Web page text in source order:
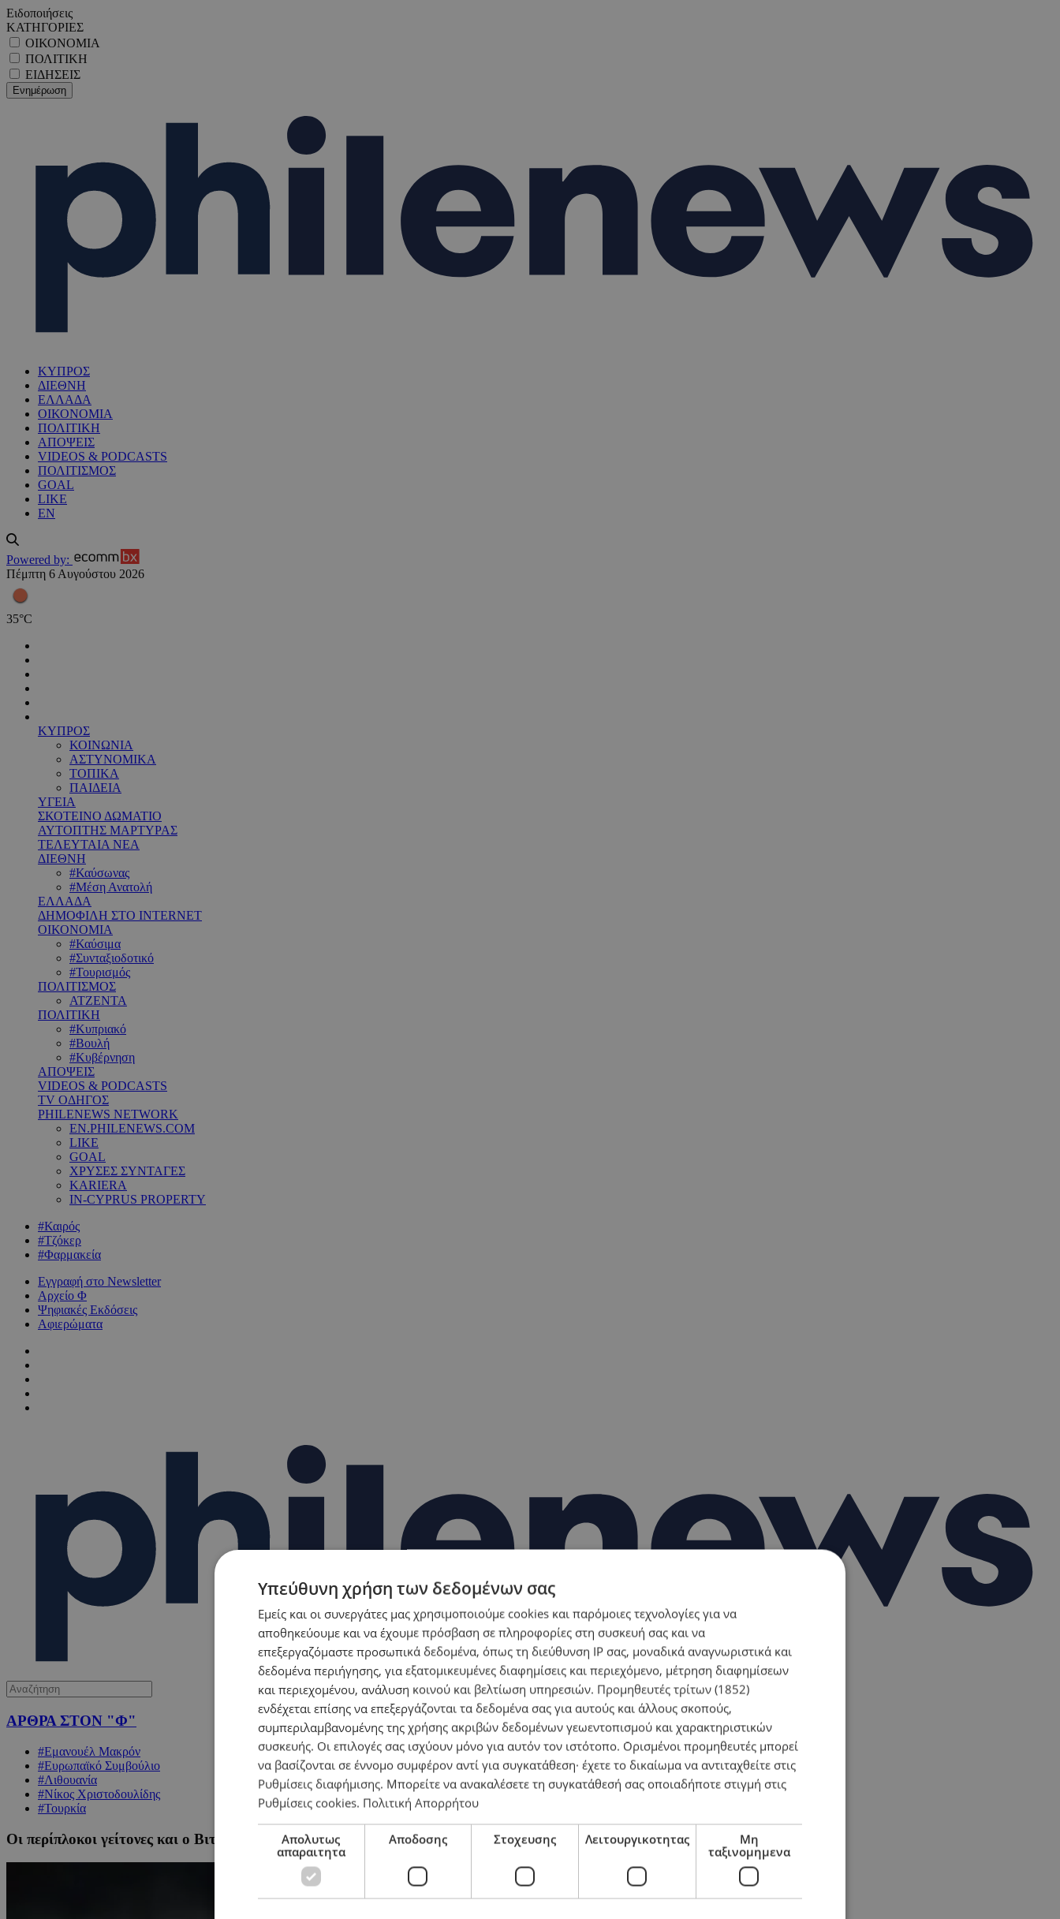
Ειδοποιήσεις
ΚΑΤΗΓΟΡΙΕΣ
ΟΙΚΟΝΟΜΙΑ
ΠΟΛΙΤΙΚΗ
ΕΙΔΗΣΕΙΣ
ΚΥΠΡΟΣ
ΔΙΕΘΝΗ
ΕΛΛΑΔΑ
ΟΙΚΟΝΟΜΙΑ
ΠΟΛΙΤΙΚΗ
ΑΠΟΨΕΙΣ
VIDEOS & PODCASTS
ΠΟΛΙΤΙΣΜΟΣ
GOAL
LIKE
EN
Powered by:
Πέμπτη 6 Αυγούστου 2026
35°C
ΚΥΠΡΟΣ
ΚΟΙΝΩΝΙΑ
ΑΣΤΥΝΟΜΙΚΑ
ΤΟΠΙΚΑ
ΠΑΙΔΕΙΑ
ΥΓΕΙΑ
ΣΚΟΤΕΙΝΟ ΔΩΜΑΤΙΟ
ΑΥΤΟΠΤΗΣ ΜΑΡΤΥΡΑΣ
ΤΕΛΕΥΤΑΙΑ ΝΕΑ
ΔΙΕΘΝΗ
#Καύσωνας
#Μέση Ανατολή
ΕΛΛΑΔΑ
ΔΗΜΟΦΙΛΗ ΣΤΟ INTERNET
ΟΙΚΟΝΟΜΙΑ
#Καύσιμα
#Συνταξιοδοτικό
#Τουρισμός
ΠΟΛΙΤΙΣΜΟΣ
ΑΤΖΕΝΤΑ
ΠΟΛΙΤΙΚΗ
#Κυπριακό
#Βουλή
#Κυβέρνηση
ΑΠΟΨΕΙΣ
VIDEOS & PODCASTS
TV ΟΔΗΓΟΣ
PHILENEWS NETWORK
EN.PHILENEWS.COM
LIKE
GOAL
ΧΡΥΣΕΣ ΣΥΝΤΑΓΕΣ
KARIERA
IN-CYPRUS PROPERTY
#Καιρός
#Τζόκερ
#Φαρμακεία
Εγγραφή στο Newsletter
Αρχείο Φ
Ψηφιακές Εκδόσεις
Αφιερώματα
ΑΡΘΡΑ ΣΤΟΝ "Φ"
#Εμανουέλ Μακρόν
#Ευρωπαϊκό Συμβούλιο
#Λιθουανία
#Νίκος Χριστοδουλίδης
#Τουρκία
Οι περίπλοκοι γείτονες και ο Βιτάουτας Ματσέρνις
Υπεύθυνη χρήση των δεδομένων σας
Εμείς και οι συνεργάτες μας χρησιμοποιούμε cookies και παρόμοιες τεχνολογίες για να
αποθηκεύουμε και να έχουμε πρόσβαση σε πληροφορίες στη συσκευή σας και να
επεξεργαζόμαστε προσωπικά δεδομένα, όπως τη διεύθυνση IP σας, μοναδικά αναγνωριστικά και
δεδομένα περιήγησης, για εξατομικευμένες διαφημίσεις και περιεχόμενο, μέτρηση διαφημίσεων
και περιεχομένου, ανάλυση κοινού και βελτίωση υπηρεσιών. Προμηθευτές τρίτων (1852)
ενδέχεται επίσης να επεξεργάζονται τα δεδομένα σας για αυτούς και άλλους σκοπούς,
συμπεριλαμβανομένης της χρήσης ακριβών δεδομένων γεωεντοπισμού και χαρακτηριστικών
συσκευής. Οι επιλογές σας ισχύουν μόνο για αυτόν τον ιστότοπο. Ορισμένοι προμηθευτές μπορεί
να βασίζονται σε έννομο συμφέρον αντί για συγκατάθεση· έχετε το δικαίωμα να αντιταχθείτε στις
Ρυθμίσεις διαφήμισης. Μπορείτε να ανακαλέσετε τη συγκατάθεσή σας οποιαδήποτε στιγμή στις
Ρυθμίσεις cookies. Πολιτική Απορρήτου
Απολυτως
απαραιτητα
Αποδοσης Στοχευσης Λειτουργικοτητας
Μη
ταξινομημενα